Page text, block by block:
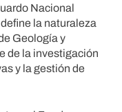
Nacional
la naturaleza
Geología y
de la investigación
y la gestión de